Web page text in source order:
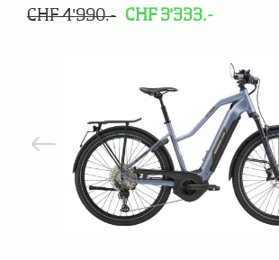
CHF 4'990.- CHF 3'333.-